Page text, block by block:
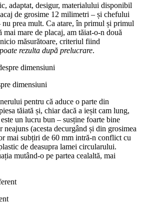
adaptat, desigur, materialului disponibil
de grosime 12 milimetri – și chefului
prea mult. Ca atare, în primul și primul
mai mare de placaj, am tăiat-o-n două
măsurătoare, criteriul fiind
rezulta după prelucrare.
dimensiuni
pentru că aduce o parte din
tăiată și, chiar dacă a ieșit cam lung,
un lucru bun – susține foarte bine
neajuns (acesta decurgând și din grosimea
mai subțiri de 60 mm intră-n conflict cu
de deasupra lamei circularului.
mutând-o pe partea cealaltă, mai